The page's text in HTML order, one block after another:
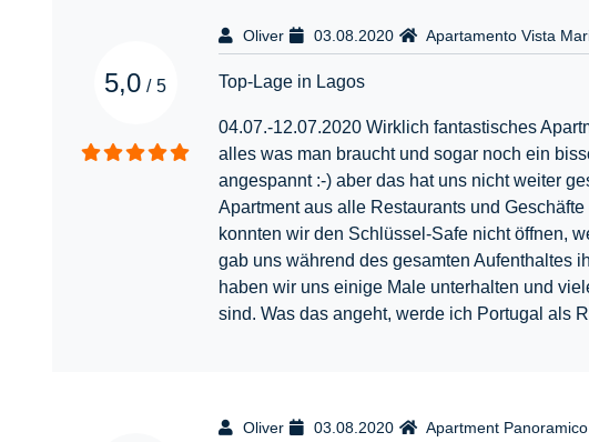
5,0 / 5
Oliver 03.08.2020 Apartamento Vista
Top-Lage in Lagos
04.07.-12.07.2020 Wirklich fantastisches
alles was man braucht und sogar noch ein
angespannt :-) aber das hat uns nicht weiter
Apartment aus alle Restaurants und
konnten wir den Schlüssel-Safe nicht öffnen,
gab uns während des gesamten Aufenthaltes
haben wir uns einige Male unterhalten und
sind. Was das angeht, werde ich Portugal als
Oliver 03.08.2020 Apartment Panoramico